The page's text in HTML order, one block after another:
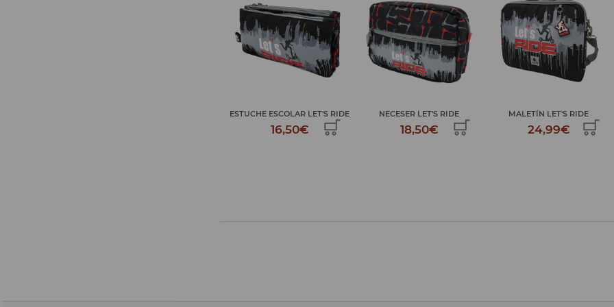
NECESER LET'S RIDE
18,50€
MALETÍN LET'S RIDE
24,99€
PLUMIER 2 PISOS LET'S RIDE
34,99€